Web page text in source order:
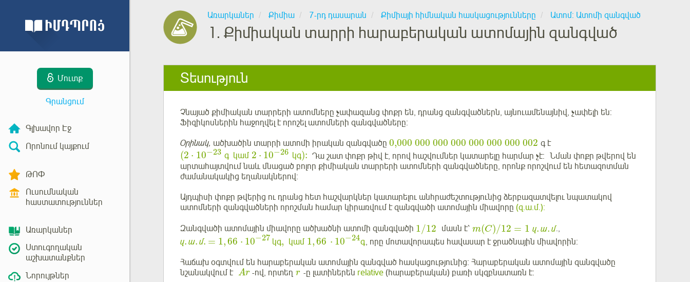
Մուտք
Գրանցում
Գլխավոր Էջ
Որոնում կայքում
ԹՈՓ
Ուսումնական
հաստատություններ
Առարկաներ
Ստուգողական
աշխատանքներ
Նորույթներ
Առարկաներ Քիմիա 7-րդ դասարան Քիմիայի հիմնական հասկացությունները Ատոմ: Ատոմի զանգված
1. Քիմիական տարրի հարաբերական ատոմային զանգված
Տեսություն
Չնայած քիմիական տարրերի ատոմները չափազանց փոքր են, դրանց զանգվածներն, այնուամենայնիվ, չափելի են:
Ֆիզիկոսներին հաջողվել է որոշել ատոմների զանգվածները:
Օրինակ, ածխածին տարրի ատոմի իրական զանգվածը 0,000 000 000 000 000 000 000 002 գ է
(2 ⋅ 10−23 գ կամ 2 ⋅ 10−26 կգ): Դա շատ փոքր թիվ է, որով հաշվումներ կատարելը հարմար չէ: Նման փոքր թվերով են
արտահայտվում նաև մնացած բոլոր քիմիական տարրերի ատոմների զանգվածները, որոնք որոշվում են հետազոտման
ժամանակակից եղանակներով:
Այդպիսի փոքր թվերից ու դրանց հետ հաշվարկներ կատարելու անհրաժեշտությունից ձերբազատվելու նպատակով
ատոմների զանգվածների որոշման համար կիրառվում է զանգվածի ատոմային միավորը (զ.ա.մ.):
Զանգվածի ատոմային միավորը ածխածնի ատոմի զանգվածի 1/12 մասն է՝m(C)/12 = 1 զ. ա. մ.,
զ. ա. մ. = 1, 66 ⋅ 10−27 կգ, կամ 1,66 ⋅ 10−24գ, որը մոտավորապես հավասար է ջրածնային միավորին:
Հաճախ օգտվում են հարաբերական ատոմային զանգված հասկացությունից: Հարաբերական ատոմային զանգվածը
նշանակվում է Ar -ով, որտեղr -ը լատիներեն relative(հարաբերական) բառի սկզբնատառն է: